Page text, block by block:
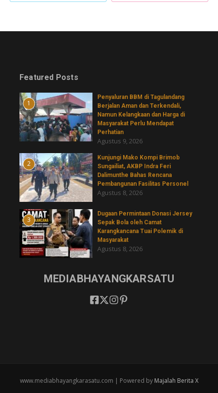
Featured Posts
1
Penyaluran BBM di Tagulandang
Berjalan Aman dan Terkendali,
Namun Kelangkaan dan Harga di
Masyarakat Perlu Mendapat
Perhatian
Agustus 9, 2026
2
Kunjungi Mako Kompi Brimob
Sungailiat, AKBP Indra Feri
Dalimunthe Bahas Rencana
Pembangunan Fasilitas Personel
Agustus 8, 2026
3
‎Dugaan Permintaan Donasi Jersey
Sepak Bola oleh Camat
Karangkancana Tuai Polemik di
Masyarakat
Agustus 8, 2026
MEDIABHAYANGKARSATU
www.mediabhayangkarasatu.com | Powered by Majalah Berita X